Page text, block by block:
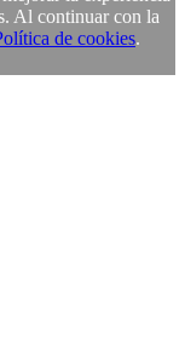
Al continuar con la
de cookies.